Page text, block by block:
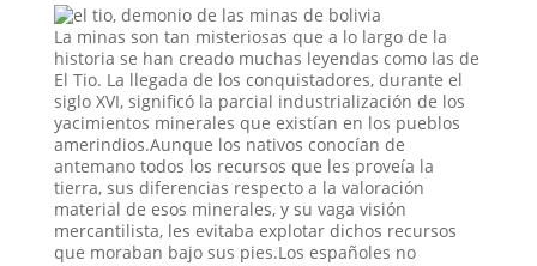
La minas son tan misteriosas que a lo largo de la
historia se han creado muchas leyendas como las de
El Tio. La llegada de los conquistadores, durante el
siglo XVI, significó la parcial industrialización de los
yacimientos minerales que existían en los pueblos
amerindios.Aunque los nativos conocían de
antemano todos los recursos que les proveía la
tierra, sus diferencias respecto a la valoración
material de esos minerales, y su vaga visión
mercantilista, les evitaba explotar dichos recursos
que moraban bajo sus pies.Los españoles no